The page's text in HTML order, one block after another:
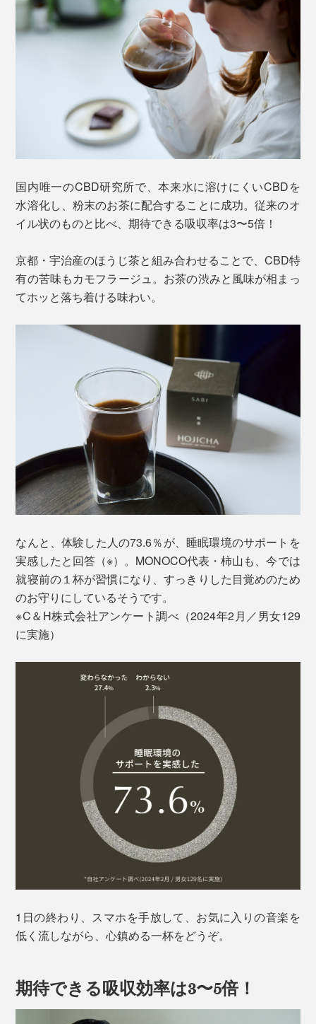
国内唯一のCBD研究所で、本来水に溶けにくいCBDを
水溶化し、粉末のお茶に配合することに成功。従来のオ
イル状のものと比べ、期待できる吸収率は3〜5倍！
京都・宇治産のほうじ茶と組み合わせることで、CBD特
有の苦味もカモフラージュ。お茶の渋みと風味が相まっ
てホッと落ち着ける味わい。
なんと、体験した人の73.6％が、睡眠環境のサポートを
実感したと回答（※）。MONOCO代表・柿山も、今では
就寝前の１杯が習慣になり、すっきりした目覚めのため
のお守りにしているそうです。
※C＆H株式会社アンケート調べ（2024年2月／男女129
に実施）
1日の終わり、スマホを手放して、お気に入りの音楽を
低く流しながら、心鎮める一杯をどうぞ。
期待できる吸収効率は3〜5倍！